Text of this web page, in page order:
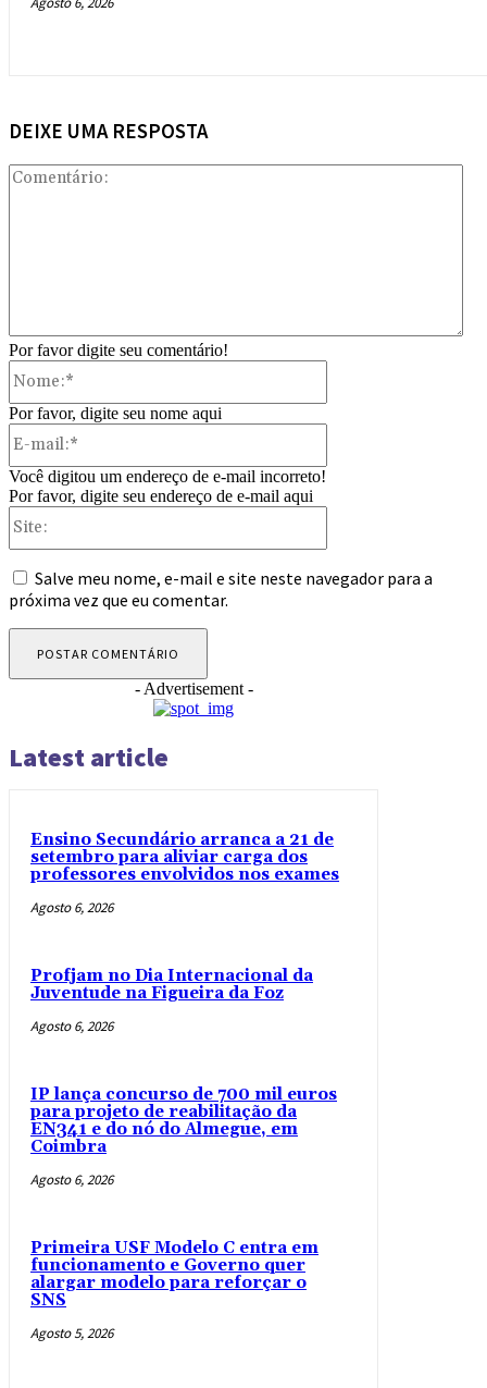
DEIXE UMA RESPOSTA
Por favor digite seu comentário!
Por favor, digite seu nome aqui
Você digitou um endereço de e-mail incorreto!
Por favor, digite seu endereço de e-mail aqui
Salve meu nome, e-mail e site neste navegador para a
próxima vez que eu comentar.
- Advertisement -
Latest article
Ensino Secundário arranca a 21 de
setembro para aliviar carga dos
professores envolvidos nos exames
Agosto 6, 2026
Profjam no Dia Internacional da
Juventude na Figueira da Foz
Agosto 6, 2026
IP lança concurso de 700 mil euros
para projeto de reabilitação da
EN341 e do nó do Almegue, em
Coimbra
Agosto 6, 2026
Primeira USF Modelo C entra em
funcionamento e Governo quer
alargar modelo para reforçar o
SNS
Agosto 5, 2026